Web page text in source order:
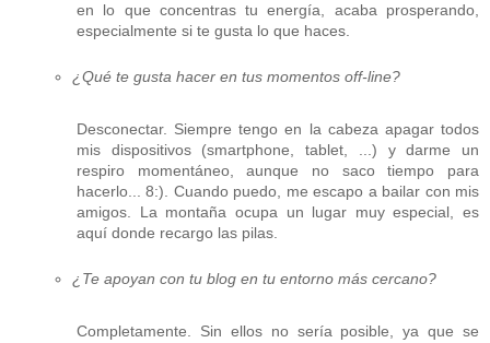
en lo que concentras tu energía, acaba prosperando,
especialmente si te gusta lo que haces.
¿Qué te gusta hacer en tus momentos off-line?
Desconectar. Siempre tengo en la cabeza apagar todos
mis dispositivos (smartphone, tablet, ...) y darme un
respiro momentáneo, aunque no saco tiempo para
hacerlo... 8:). Cuando puedo, me escapo a bailar con mis
amigos. La montaña ocupa un lugar muy especial, es
aquí donde recargo las pilas.
¿Te apoyan con tu blog en tu entorno más cercano?
Completamente. Sin ellos no sería posible, ya que se